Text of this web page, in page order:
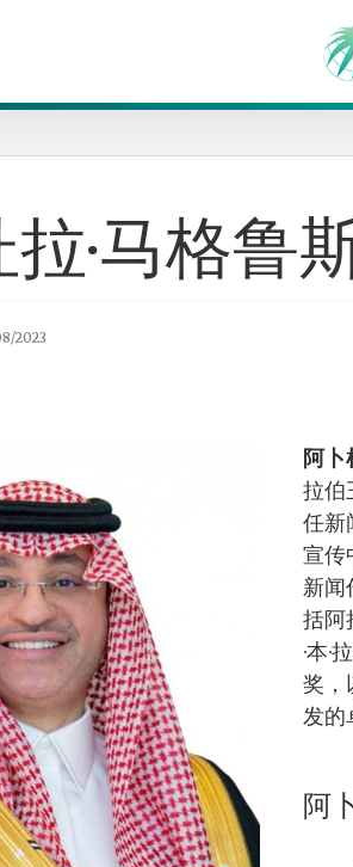
·马格鲁
2023
阿卜
拉伯
任新
宣传
新闻
括阿
·本·
奖，
发的
阿